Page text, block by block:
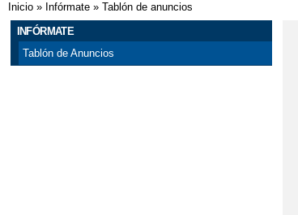
Se encuentra usted aquí
Inicio » Infórmate » Tablón de anuncios
INFÓRMATE
Tablón de Anuncios